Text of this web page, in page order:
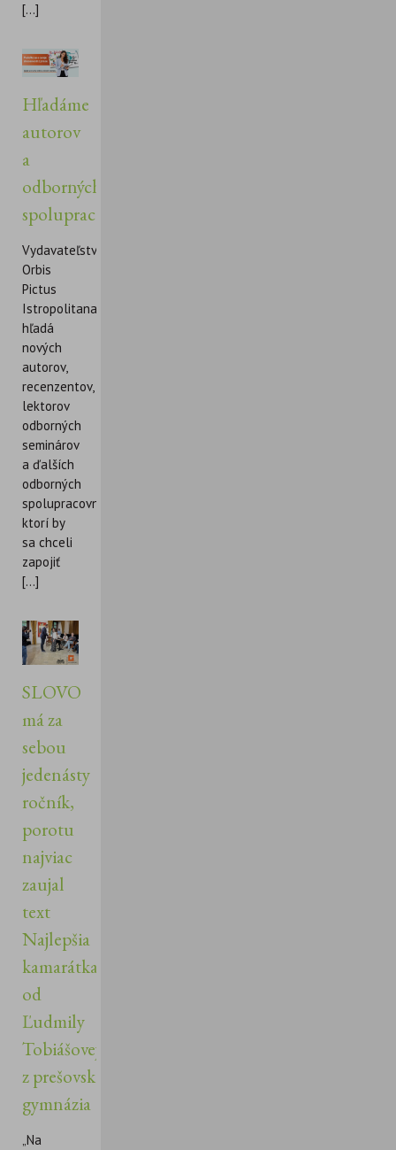
[...]
Hľadáme
autorov
a
odborných
spolupracovníkov
Vydavateľstvo
Orbis
Pictus
Istropolitana
hľadá
nových
autorov,
recenzentov,
lektorov
odborných
seminárov
a ďalších
odborných
spolupracovníkov,
ktorí by
sa chceli
zapojiť
[...]
SLOVO
má za
sebou
jedenásty
ročník,
porotu
najviac
zaujal
text
Najlepšia
kamarátka
od
Ľudmily
Tobiášovej
z prešovského
gymnázia
„Na